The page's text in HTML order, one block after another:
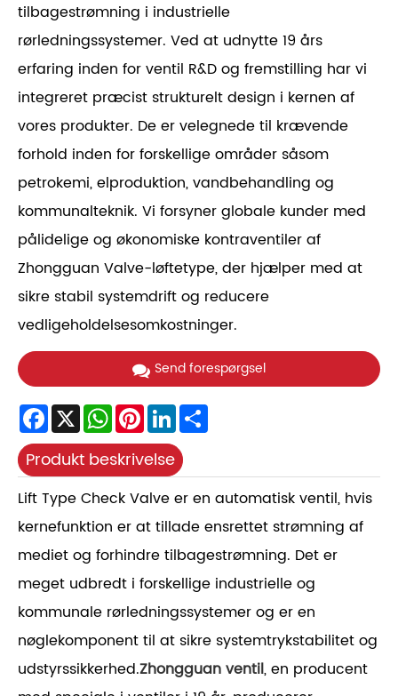
tilbagestrømning i industrielle
rørledningssystemer. Ved at udnytte 19 års
erfaring inden for ventil R&D og fremstilling har vi
integreret præcist strukturelt design i kernen af ​​
vores produkter. De er velegnede til krævende
forhold inden for forskellige områder såsom
petrokemi, elproduktion, vandbehandling og
kommunalteknik. Vi forsyner globale kunder med
pålidelige og økonomiske kontraventiler af
Zhongguan Valve-løftetype, der hjælper med at
sikre stabil systemdrift og reducere
vedligeholdelsesomkostninger.
Send forespørgsel
Facebook
X WhatsAppPinterestLinkedIn
Produkt beskrivelse
Lift Type Check Valve er en automatisk ventil, hvis
kernefunktion er at tillade ensrettet strømning af
mediet og forhindre tilbagestrømning. Det er
meget udbredt i forskellige industrielle og
kommunale rørledningssystemer og er en
nøglekomponent til at sikre systemtrykstabilitet og
udstyrssikkerhed.Zhongguan ventil, en producent